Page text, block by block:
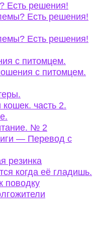
Есть решения!
Есть решения!
Есть решения!
с питомцем.
с питомцем.
часть 2.
№ 2
— Перевод с
резинка
когда её гладишь.
поводку